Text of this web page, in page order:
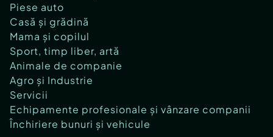
Piese auto
Casă și grădină
Mama și copilul
Sport, timp liber, artă
Animale de companie
Agro și Industrie
Servicii
Echipamente profesionale și vânzare companii
Închiriere bunuri și vehicule